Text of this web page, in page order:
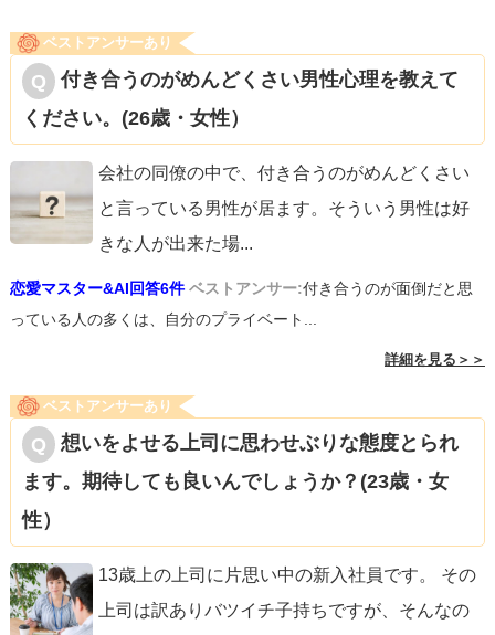
ま終わらせるとあとで「あのとき誘っていたら…」と後悔
することもあるので、自分が後悔しないライン（試してみ
る回数や誘い方）を決めてから行動すると気持ちが楽にな
ります。出会いはこれからもあるけど、初めての好きな気
持ちは大切だから、失敗しても経験にする覚悟で挑むのも
良いと思います＾＾
ベストアンサーあり
付き合うのがめんどくさい男性心理を教えて
ください。(26歳・女性）
会社の同僚の中で、付き合うのがめんどくさい
と言っている男性が居ます。そういう男性は好
きな人が出来た場...
恋愛マスター&AI回答6件 ベストアンサー:付き合うのが面倒だと思
っている人の多くは、自分のプライベート...
詳細を見る＞＞
ベストアンサーあり
想いをよせる上司に思わせぶりな態度とられ
ます。期待しても良いんでしょうか？(23歳・女
性）
13歳上の上司に片思い中の新入社員です。 その
上司は訳ありバツイチ子持ちですが、そんなの